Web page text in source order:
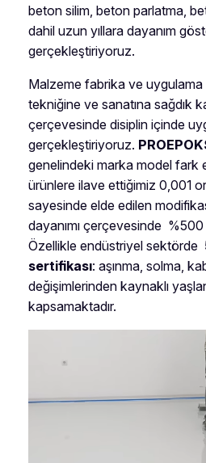
beton silim, beton parlatma,
dahil uzun yıllara dayanım
gerçekleştiriyoruz.
Malzeme fabrika ve
tekniğine ve sanatına sağdık
çerçevesinde disiplin içinde
gerçekleştiriyoruz.
genelindeki marka model fark
ürünlere ilave ettiğimiz 0,001
sayesinde elde edilen
dayanımı çerçevesinde
Özellikle endüstriyel sektörde
sertifikası: aşınma, solma,
değişimlerinden kaynaklı
kapsamaktadır.